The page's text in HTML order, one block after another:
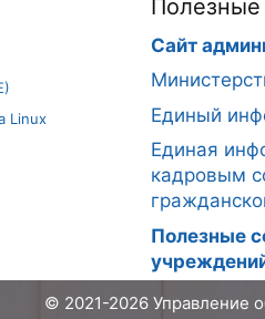
Linux
Сайт
Единый
Единая
кадровым
Полезные
© 2021-2026 Управление